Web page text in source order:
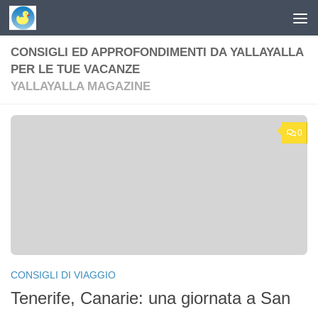
Skip to content
CONSIGLI ED APPROFONDIMENTI DA YALLAYALLA
PER LE TUE VACANZE
YALLAYALLA MAGAZINE
0
CONSIGLI DI VIAGGIO
Tenerife, Canarie: una giornata a San